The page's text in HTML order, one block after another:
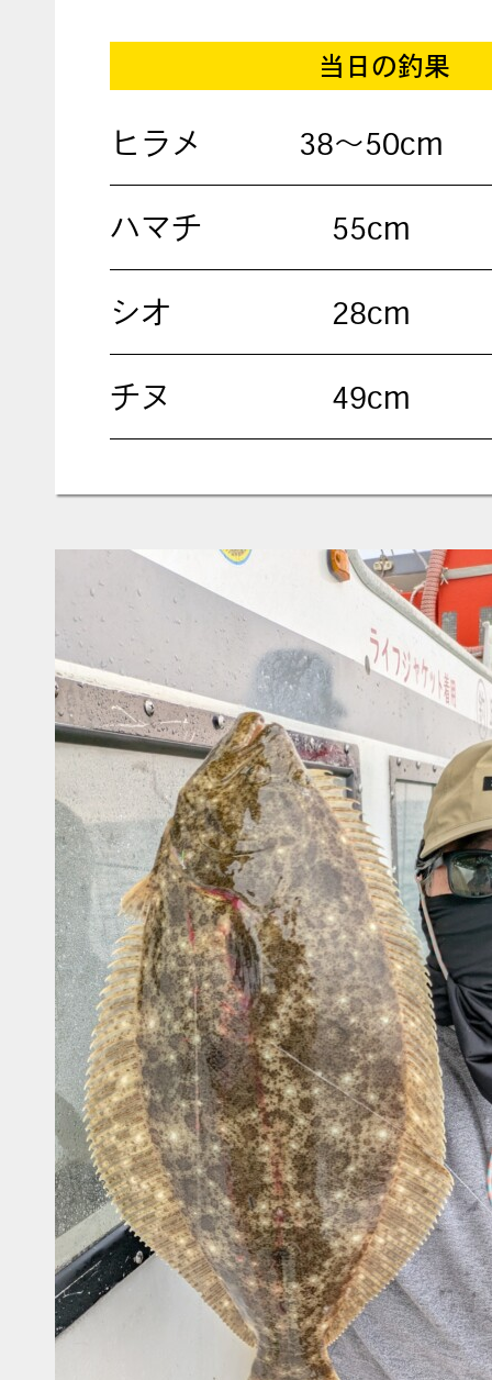
当日の釣果
ヒラメ 38〜50cm
ハマチ 55cm
シオ 28cm
チヌ 49cm